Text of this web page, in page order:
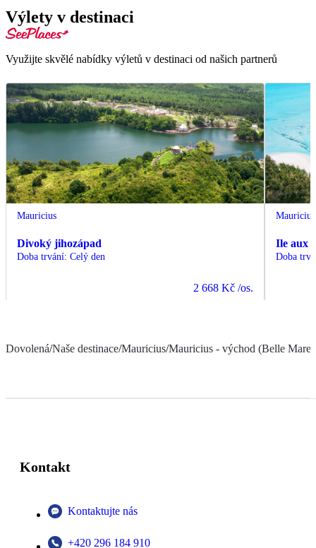
Výlety v destinaci
Využijte skvělé nabídky výletů v destinaci od našich partnerů
Mauricius
Divoký jihozápad
Doba trvání: Celý den
2 668 Kč /os.
Mauricius
Ile aux
Doba
Dovolená/Naše destinace/Mauricius/Mauricius - východ (Belle Mare
Kontakt
Kontaktujte nás
+420 296 184 910